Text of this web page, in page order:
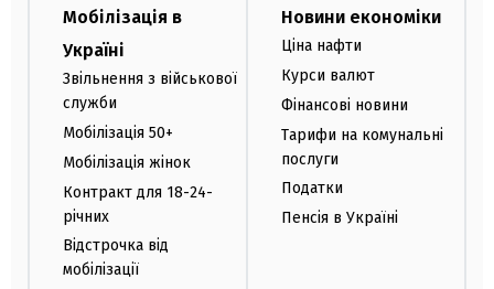
Мобілізація в
Україні
Звільнення з військової
служби
Мобілізація 50+
Мобілізація жінок
Контракт для 18-24-
річних
Відстрочка від
мобілізації
Новини економіки
Ціна нафти
Курси валют
Фінансові новини
Тарифи на комунальні
послуги
Податки
Пенсія в Україні